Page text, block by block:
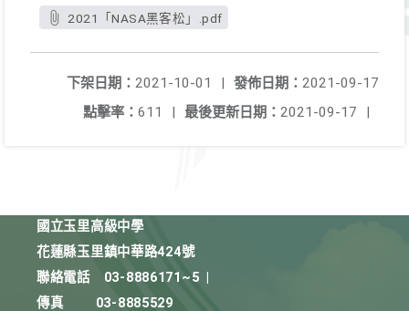
2021「NASA黑客松」.pdf
發佈日期： 2021-09-17
下架日期： 2021-10-01
|
最後更新日期： 2021-09-17 |
點擊率： 611 |
國立玉里高級中學
花蓮縣玉里鎮中華路424號
聯絡電話
03-8886171~5
傳真
03-8885529